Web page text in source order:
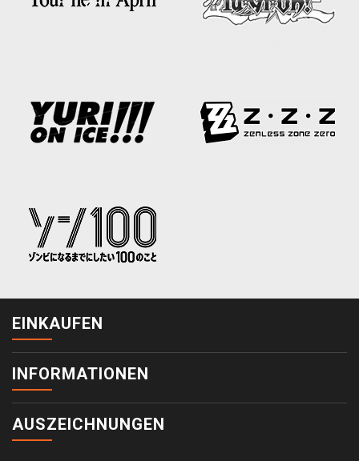
EINKAUFEN
INFORMATIONEN
AUSZEICHNUNGEN